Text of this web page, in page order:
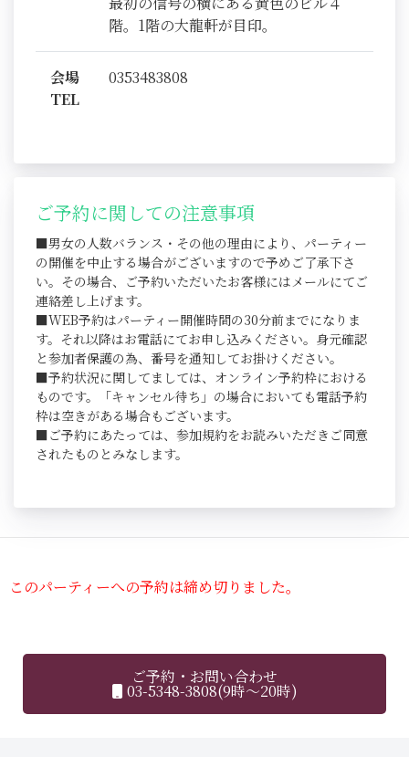
階。1階の大龍軒が目印。
会場
TEL
0353483808
ご予約に関しての注意事項
■男女の人数バランス・その他の理由により、パーティー
の開催を中止する場合がございますので予めご了承下さ
い。その場合、ご予約いただいたお客様にはメールにてご
連絡差し上げます。
■WEB予約はパーティー開催時間の30分前までになりま
す。それ以降はお電話にてお申し込みください。身元確認
と参加者保護の為、番号を通知してお掛けください。
■予約状況に関してましては、オンライン予約枠における
ものです。「キャンセル待ち」の場合においても電話予約
枠は空きがある場合もございます。
■ご予約にあたっては、参加規約をお読みいただきご同意
されたものとみなします。
このパーティーへの予約は締め切りました。
ご予約・お問い合わせ
03-5348-3808(9時～20時)